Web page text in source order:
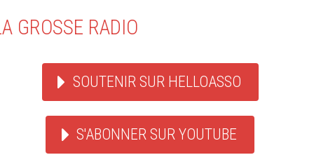
GROSSE RADIO
SOUTENIR SUR HELLOASSO
S'ABONNER SUR YOUTUBE